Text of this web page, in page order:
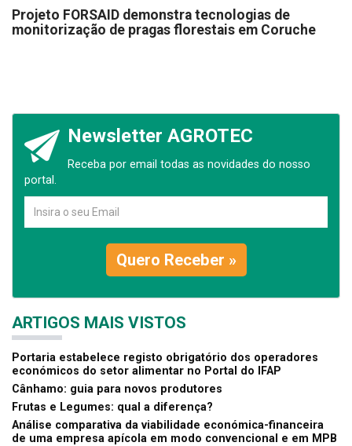
Projeto FORSAID demonstra tecnologias de
monitorização de pragas florestais em Coruche
Newsletter AGROTEC
Receba por email todas as novidades do nosso
portal.
Quero Receber »
ARTIGOS MAIS VISTOS
Portaria estabelece registo obrigatório dos operadores
económicos do setor alimentar no Portal do IFAP
Cânhamo: guia para novos produtores
Frutas e Legumes: qual a diferença?
Análise comparativa da viabilidade económica-financeira
de uma empresa apícola em modo convencional e em MPB